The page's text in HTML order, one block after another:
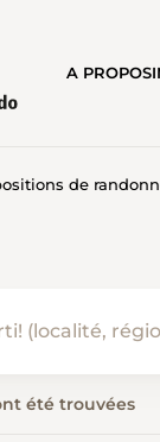
A PROPOS
de
été trouvées